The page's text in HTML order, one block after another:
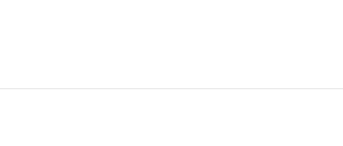
での過程。